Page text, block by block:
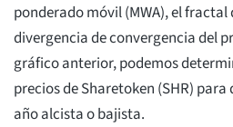
ponderado móvil (MWA), el
divergencia de convergencia del
gráfico anterior, podemos
precios de Sharetoken (SHR)
año alcista o bajista.